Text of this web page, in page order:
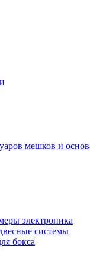
мешков и
электроника
системы
бокса